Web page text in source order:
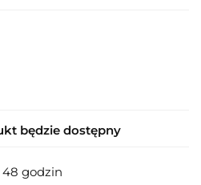
będzie dostępny
48 godzin